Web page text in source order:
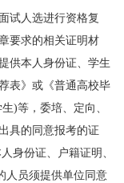
人选进行资格复
要求的相关证明材
供本人身份证、学生
表》或《普通高校毕
)等，委培、定向、
具的同意报考的证
身份证、户籍证明、
人员须提供单位同意